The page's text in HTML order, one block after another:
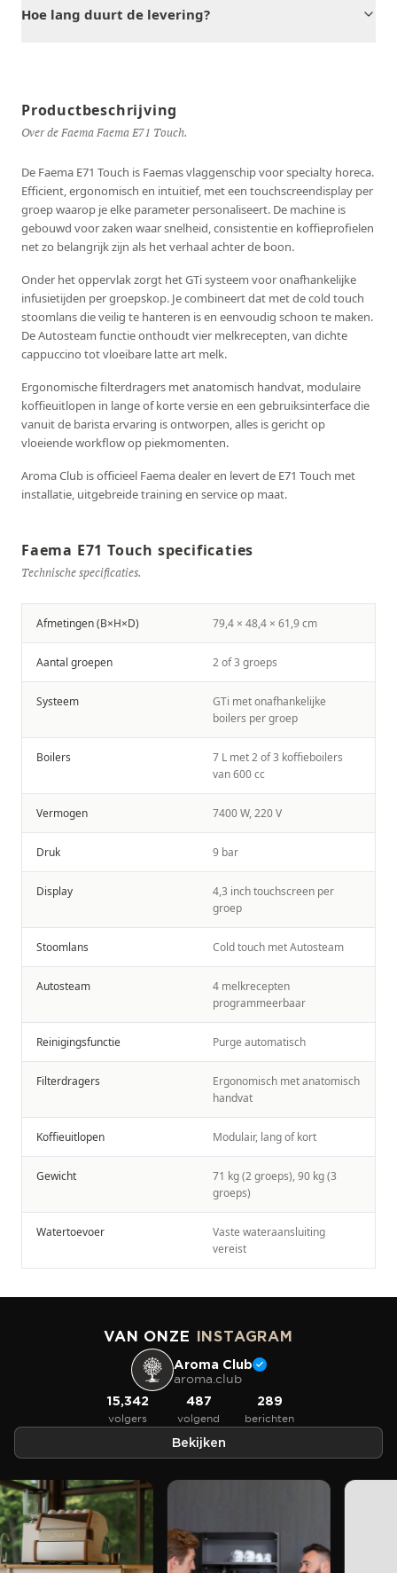
Hoe lang duurt de levering?
Productbeschrijving
Over de Faema Faema E71 Touch.
De Faema E71 Touch is Faemas vlaggenschip voor specialty horeca.
Efficient, ergonomisch en intuitief, met een touchscreendisplay per
groep waarop je elke parameter personaliseert. De machine is
gebouwd voor zaken waar snelheid, consistentie en koffieprofielen
net zo belangrijk zijn als het verhaal achter de boon.
Onder het oppervlak zorgt het GTi systeem voor onafhankelijke
infusietijden per groepskop. Je combineert dat met de cold touch
stoomlans die veilig te hanteren is en eenvoudig schoon te maken.
De Autosteam functie onthoudt vier melkrecepten, van dichte
cappuccino tot vloeibare latte art melk.
Ergonomische filterdragers met anatomisch handvat, modulaire
koffieuitlopen in lange of korte versie en een gebruiksinterface die
vanuit de barista ervaring is ontworpen, alles is gericht op
vloeiende workflow op piekmomenten.
Aroma Club is officieel Faema dealer en levert de E71 Touch met
installatie, uitgebreide training en service op maat.
Faema E71 Touch specificaties
Technische specificaties.
Afmetingen (B×H×D) 79,4 × 48,4 × 61,9 cm
Aantal groepen 2 of 3 groeps
Systeem
GTi met onafhankelijke
boilers per groep
Boilers
7 L met 2 of 3 koffieboilers
van 600 cc
Vermogen 7400 W, 220 V
Druk 9 bar
Display
4,3 inch touchscreen per
groep
Stoomlans Cold touch met Autosteam
Autosteam
4 melkrecepten
programmeerbaar
Reinigingsfunctie Purge automatisch
Filterdragers
Ergonomisch met anatomisch
handvat
Koffieuitlopen Modulair, lang of kort
Gewicht
71 kg (2 groeps), 90 kg (3
groeps)
Watertoevoer
Vaste wateraansluiting
vereist
VAN ONZE INSTAGRAM
Aroma Club
aroma.club
15,342
volgers
487
volgend
289
berichten
Bekijken